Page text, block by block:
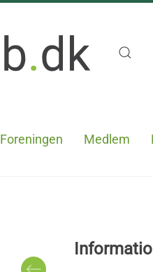
Foreningen Medlem